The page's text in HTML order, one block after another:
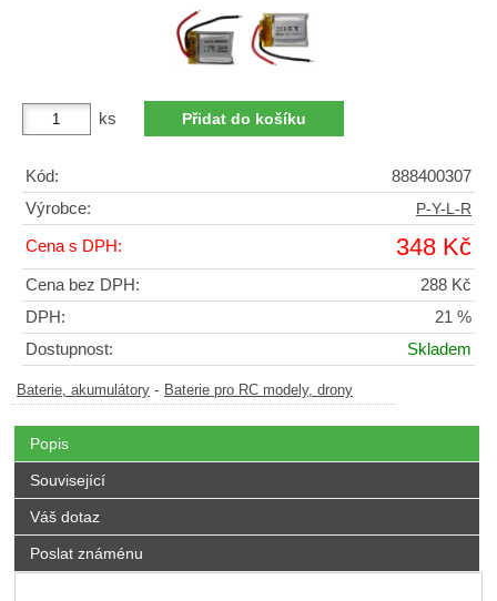
ks
Kód:
888400307
Výrobce:
P-Y-L-R
Cena s DPH: 348 Kč
Cena bez DPH:
288 Kč
DPH:
21 %
Dostupnost:
Skladem
Baterie, akumulátory - Baterie pro RC modely, drony
Popis
Související
Váš dotaz
Poslat známénu